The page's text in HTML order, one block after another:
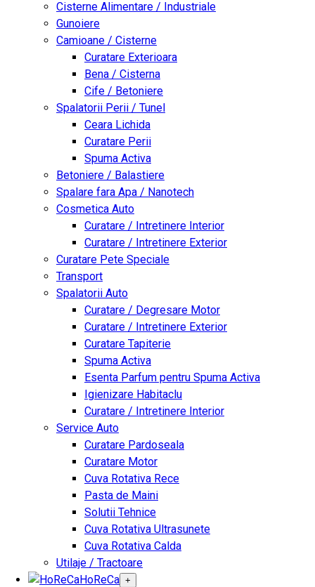
Cisterne Alimentare / Industriale
Gunoiere
Camioane / Cisterne
Curatare Exterioara
Bena / Cisterna
Cife / Betoniere
Spalatorii Perii / Tunel
Ceara Lichida
Curatare Perii
Spuma Activa
Betoniere / Balastiere
Spalare fara Apa / Nanotech
Cosmetica Auto
Curatare / Intretinere Interior
Curatare / Intretinere Exterior
Curatare Pete Speciale
Transport
Spalatorii Auto
Curatare / Degresare Motor
Curatare / Intretinere Exterior
Curatare Tapiterie
Spuma Activa
Esenta Parfum pentru Spuma Activa
Igienizare Habitaclu
Curatare / Intretinere Interior
Service Auto
Curatare Pardoseala
Curatare Motor
Cuva Rotativa Rece
Pasta de Maini
Solutii Tehnice
Cuva Rotativa Ultrasunete
Cuva Rotativa Calda
Utilaje / Tractoare
HoReCa +